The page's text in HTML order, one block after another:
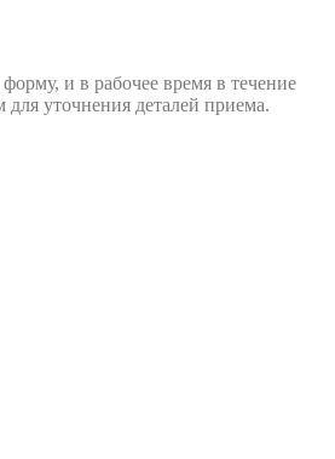
и в рабочее время в течение
уточнения деталей приема.